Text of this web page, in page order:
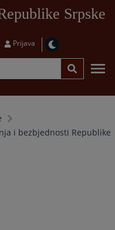
Srpske
Prijava
i bezbjednosti Republike